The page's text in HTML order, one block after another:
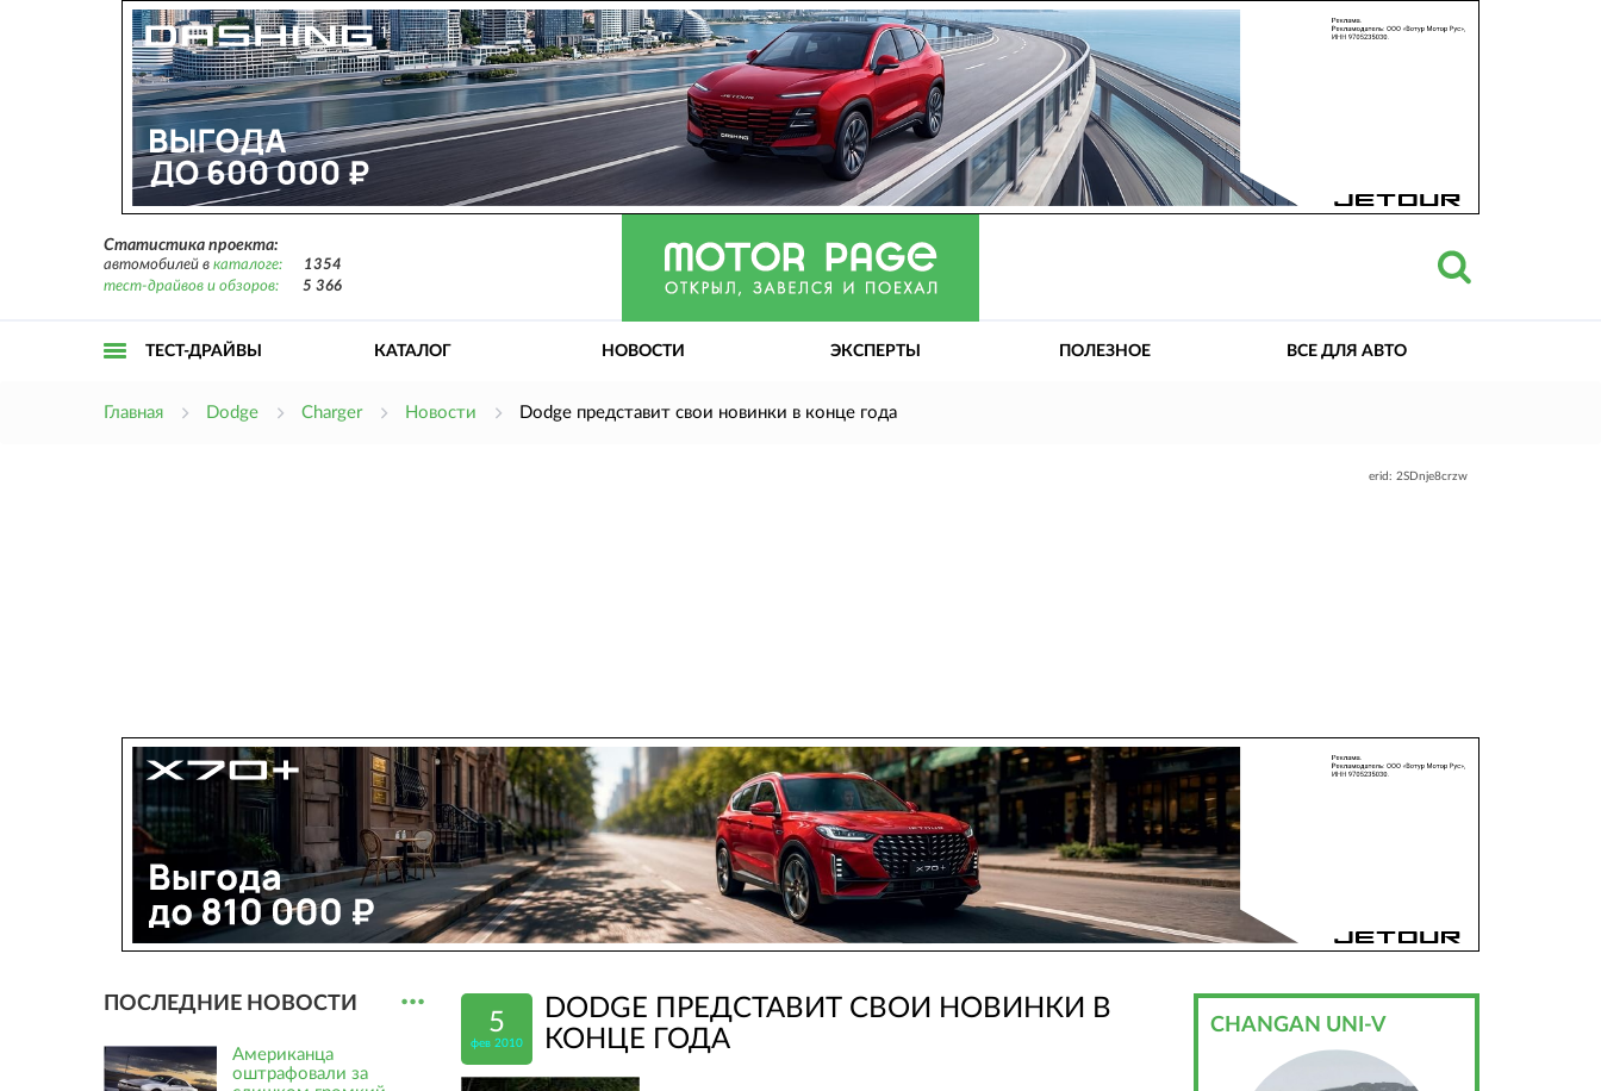
Статистика проекта:
автомобилей в каталоге:
1354
тест-драйвов и обзоров:
5 366
ТЕСТ-ДРАЙВЫ КАТАЛОГ НОВОСТИ ЭКСПЕРТЫ ПОЛЕЗНОЕ ВСЕ ДЛЯ АВТО
Главная Dodge Charger Новости Dodge представит свои новинки в конце года
erid: 2SDnje8crzw
5
фев 2010
DODGE ПРЕДСТАВИТ СВОИ НОВИНКИ В
КОНЦЕ ГОДА
ПОСЛЕДНИЕ НОВОСТИ ...
Американца
оштрафовали за
CHANGAN UNI-V